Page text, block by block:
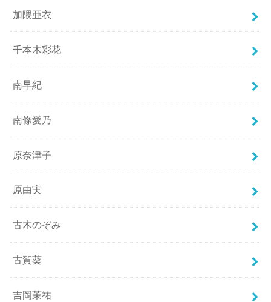
加隈亜衣
千本木彩花
南早紀
南條愛乃
原奈津子
原由実
古木のぞみ
古賀葵
吉岡茉祐